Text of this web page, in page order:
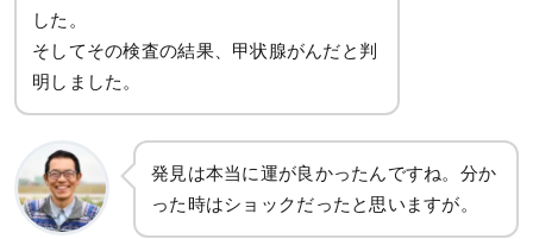
した。
そしてその検査の結果、甲状腺がんだと判
明しました。
発見は本当に運が良かったんですね。分か
った時はショックだったと思いますが。